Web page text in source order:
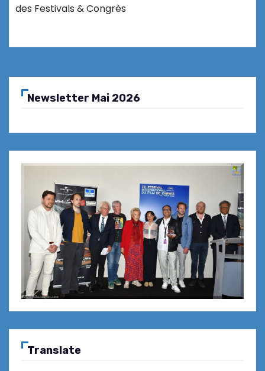
des Festivals & Congrès
Newsletter Mai 2026
Translate